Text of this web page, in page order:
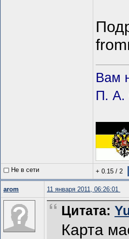
Вам
П. А.
Не в сети + 0.15 / 2
arom 11 января 2011, 06:26:01
Цитата:
Карта